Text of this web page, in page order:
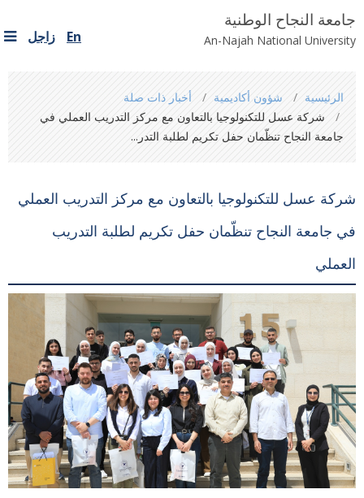
جامعة النجاح الوطنية
An-Najah National University
En زاجل
are
here
الرئيسية شؤون أكاديمية
أخبار ذات صلة
شركة عسل للتكنولوجيا بالتعاون مع مركز التدريب العملي في
جامعة النجاح تنظّمان حفل تكريم لطلبة التدر...
شركة عسل للتكنولوجيا بالتعاون مع مركز التدريب العملي
في جامعة النجاح تنظّمان حفل تكريم لطلبة التدريب
العملي